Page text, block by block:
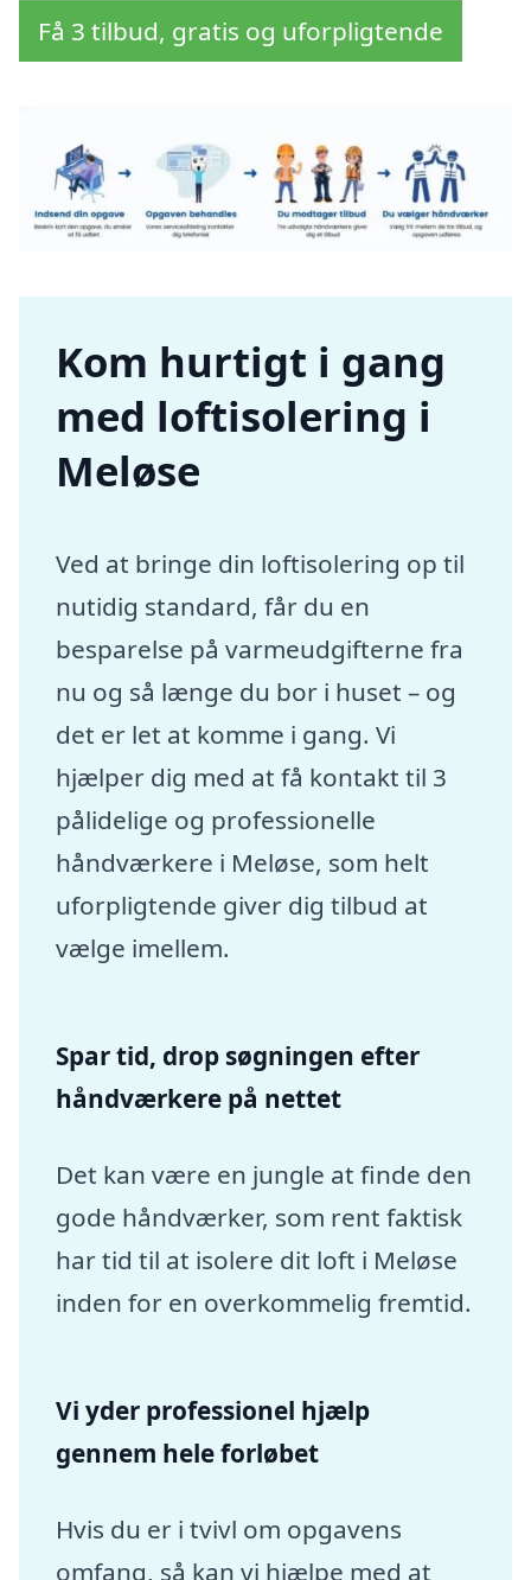
Få 3 tilbud, gratis og uforpligtende
Kom hurtigt i gang
med loftisolering i
Meløse
Ved at bringe din loftisolering op til
nutidig standard, får du en
besparelse på varmeudgifterne fra
nu og så længe du bor i huset – og
det er let at komme i gang. Vi
hjælper dig med at få kontakt til 3
pålidelige og professionelle
håndværkere i Meløse, som helt
uforpligtende giver dig tilbud at
vælge imellem.
Spar tid, drop søgningen efter
håndværkere på nettet
Det kan være en jungle at finde den
gode håndværker, som rent faktisk
har tid til at isolere dit loft i Meløse
inden for en overkommelig fremtid.
Vi yder professionel hjælp
gennem hele forløbet
Hvis du er i tvivl om opgavens
omfang, så kan vi hjælpe med at